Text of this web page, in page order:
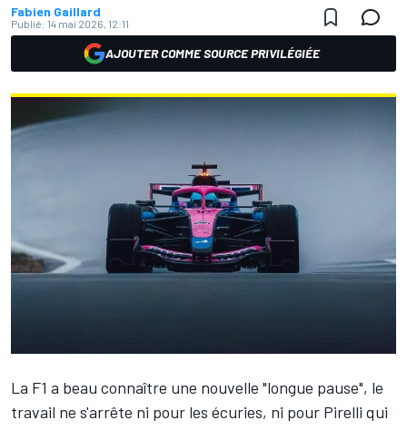
Fabien Gaillard
Publié: 14 mai 2026, 12:11
AJOUTER COMME SOURCE PRIVILÉGIÉE
La F1 a beau connaître une nouvelle "longue pause", le
travail ne s'arrête ni pour les écuries, ni pour Pirelli qui